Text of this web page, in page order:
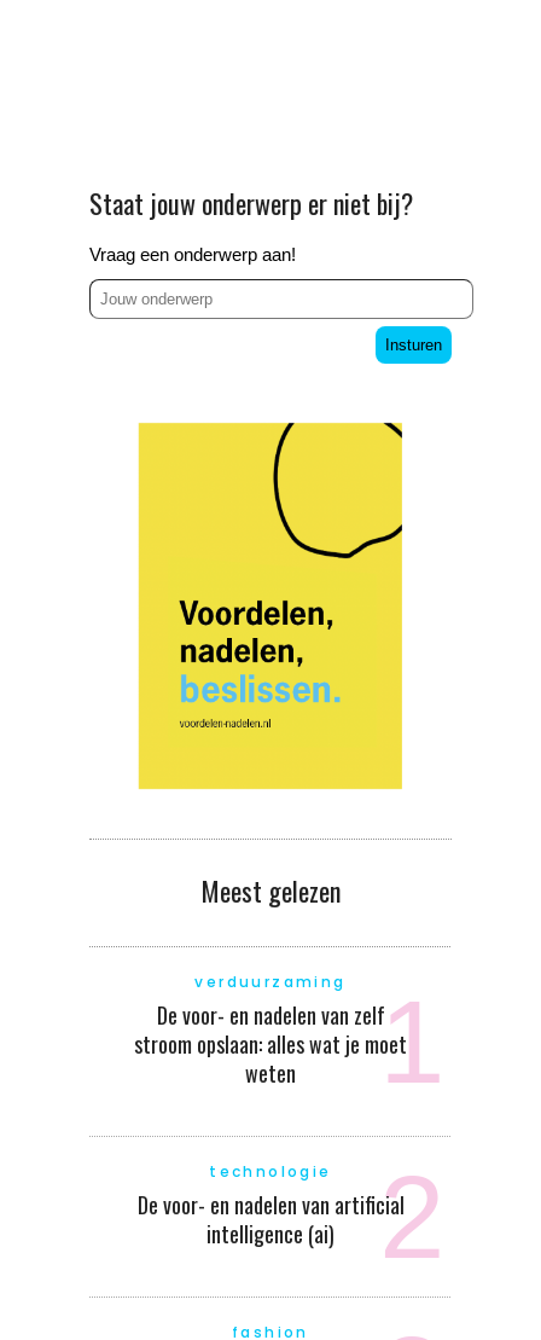
Staat jouw onderwerp er niet bij?
Vraag een onderwerp aan!
Insturen
Meest gelezen
verduurzaming
De voor- en nadelen van zelf
stroom opslaan: alles wat je moet
weten
technologie
De voor- en nadelen van artificial
intelligence (ai)
fashion